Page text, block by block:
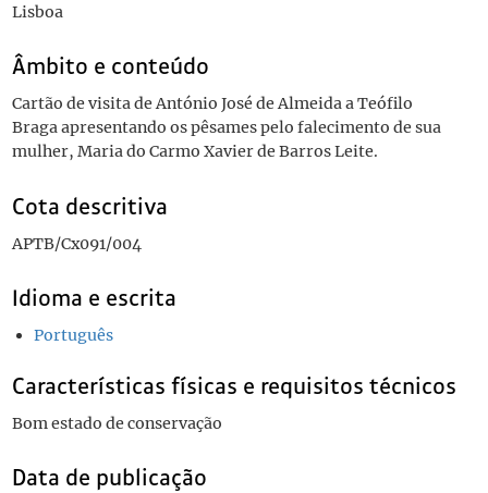
Lisboa
Âmbito e conteúdo
Cartão de visita de António José de Almeida a Teófilo
Braga apresentando os pêsames pelo falecimento de sua
mulher, Maria do Carmo Xavier de Barros Leite.
Cota descritiva
APTB/Cx091/004
Idioma e escrita
Português
Características físicas e requisitos técnicos
Bom estado de conservação
Data de publicação